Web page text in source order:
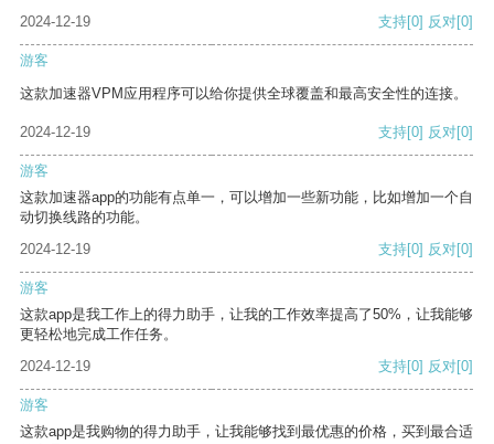
2024-12-19
支持[0] 反对[0]
游客
这款加速器VPM应用程序可以给你提供全球覆盖和最高安全性的连接。
2024-12-19 支持[0] 反对[0]
游客
这款加速器app的功能有点单一，可以增加一些新功能，比如增加一个自
动切换线路的功能。
2024-12-19
支持[0] 反对[0]
游客
这款app是我工作上的得力助手，让我的工作效率提高了50%，让我能够
更轻松地完成工作任务。
2024-12-19
支持[0] 反对[0]
游客
这款app是我购物的得力助手，让我能够找到最优惠的价格，买到最合适